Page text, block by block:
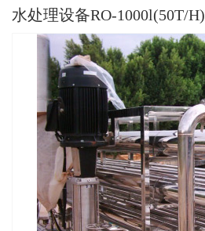
水处理设备RO-1000l(50T/H)